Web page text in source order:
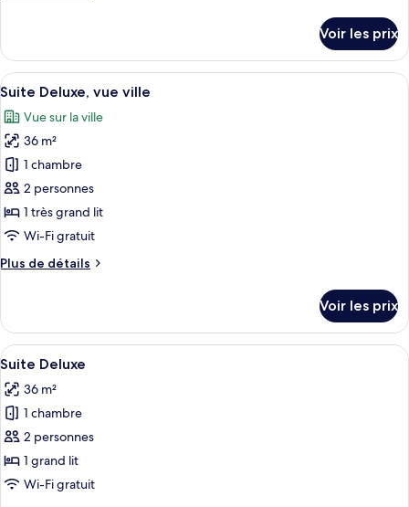
chambre :
Deluxe
King
Suite
le
type
de
Deluxe
King
Suite
Voir les prix
Afficher
toutes
les
photos
pour
ce
type
de
chambre :
Suite
ville
Une pièce aux murs de pierre, une
8
Suite Deluxe, vue ville
Vue sur la ville
36 m²
1 chambre
2 personnes
1 très grand lit
Wi-Fi gratuit
Plus de détails
Plus
le
type
de
Suite
Deluxe,
ville
Voir les prix
Afficher
toutes
les
photos
pour
ce
type
Une chambre avec un mur en
9
Suite Deluxe
36 m²
1 chambre
2 personnes
1 grand lit
Wi-Fi gratuit